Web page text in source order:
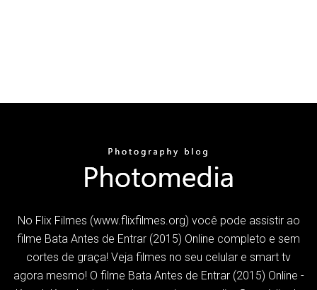
No Flix Filmes (www.flixfilmes.org) você pode assistir ao
filme Bata Antes de Entrar (2015) Online completo e sem
cortes de graça! Veja filmes no seu celular e smart tv
agora mesmo! O filme Bata Antes de Entrar (2015) Online -